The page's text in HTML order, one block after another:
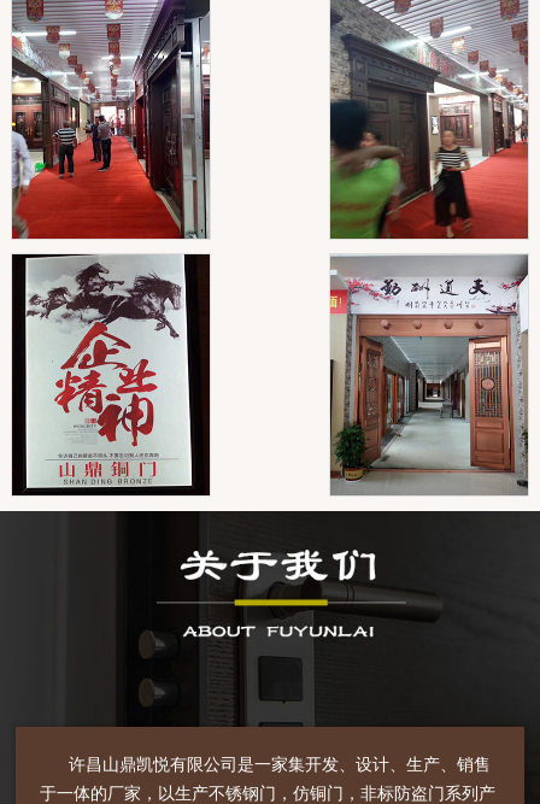
许昌山鼎凯悦有限公司是一家集开发、设计、生产、销售
于一体的厂家，以生产不锈钢门，仿铜门，非标防盗门系列产